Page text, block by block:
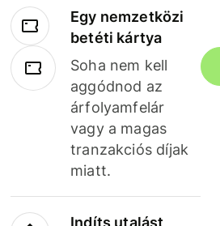
Egy nemzetközi
betéti kártya
Soha nem kell
aggódnod az
árfolyamfelár
vagy a magas
tranzakciós díjak
miatt.
Indíts utalást